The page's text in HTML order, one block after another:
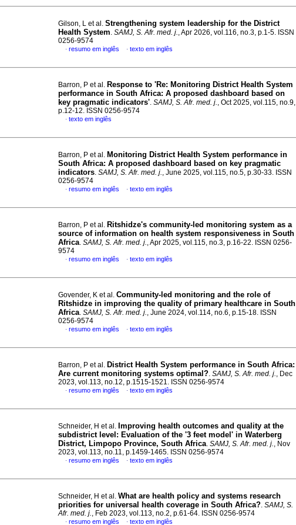
Gilson, L et al. Strengthening system leadership for the District
Health System. SAMJ, S. Afr. med. j., Apr 2026, vol.116, no.3, p.1-5. ISSN
0256-9574
· resumo em inglês · texto em inglês
Barron, P et al. Response to 'Re: Monitoring District Health System
performance in South Africa: A proposed dashboard based on
key pragmatic indicators'. SAMJ, S. Afr. med. j., Oct 2025, vol.115, no.9,
p.12-12. ISSN 0256-9574
· texto em inglês
Barron, P et al. Monitoring District Health System performance in
South Africa: A proposed dashboard based on key pragmatic
indicators. SAMJ, S. Afr. med. j., June 2025, vol.115, no.5, p.30-33. ISSN
0256-9574
· resumo em inglês · texto em inglês
Barron, P et al. Ritshidze's community-led monitoring system as a
source of information on health system responsiveness in South
Africa. SAMJ, S. Afr. med. j., Apr 2025, vol.115, no.3, p.16-22. ISSN 0256-
9574
· resumo em inglês · texto em inglês
Govender, K et al. Community-led monitoring and the role of
Ritshidze in improving the quality of primary healthcare in South
Africa. SAMJ, S. Afr. med. j., June 2024, vol.114, no.6, p.15-18. ISSN
0256-9574
· resumo em inglês · texto em inglês
Barron, P et al. District Health System performance in South Africa:
Are current monitoring systems optimal?. SAMJ, S. Afr. med. j., Dec
2023, vol.113, no.12, p.1515-1521. ISSN 0256-9574
· resumo em inglês · texto em inglês
Schneider, H et al. Improving health outcomes and quality at the
subdistrict level: Evaluation of the '3 feet model' in Waterberg
District, Limpopo Province, South Africa. SAMJ, S. Afr. med. j., Nov
2023, vol.113, no.11, p.1459-1465. ISSN 0256-9574
· resumo em inglês · texto em inglês
Schneider, H et al. What are health policy and systems research
priorities for universal health coverage in South Africa?. SAMJ, S.
Afr. med. j., Feb 2023, vol.113, no.2, p.61-64. ISSN 0256-9574
· resumo em inglês · texto em inglês